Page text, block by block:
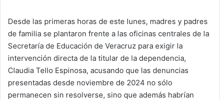
Desde las primeras horas de este lunes, madres y padres
de familia se plantaron frente a las oficinas centrales de la
Secretaría de Educación de Veracruz para exigir la
intervención directa de la titular de la dependencia,
Claudia Tello Espinosa, acusando que las denuncias
presentadas desde noviembre de 2024 no sólo
permanecen sin resolverse, sino que además habrían